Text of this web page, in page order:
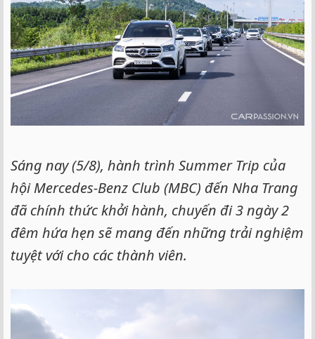
Sáng nay (5/8), hành trình Summer Trip của
hội Mercedes-Benz Club (MBC) đến Nha Trang
đã chính thức khởi hành, chuyến đi 3 ngày 2
đêm hứa hẹn sẽ mang đến những trải nghiệm
tuyệt với cho các thành viên.